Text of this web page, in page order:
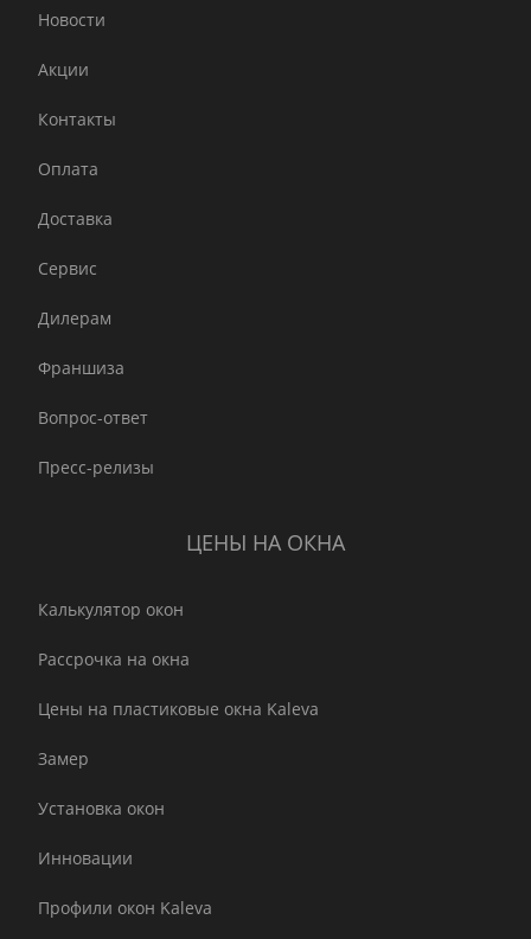
Новости
Акции
Контакты
Оплата
Доставка
Сервис
Дилерам
Франшиза
Вопрос-ответ
Пресс-релизы
ЦЕНЫ НА ОКНА
Калькулятор окон
Рассрочка на окна
Цены на пластиковые окна Kaleva
Замер
Установка окон
Инновации
Профили окон Kaleva